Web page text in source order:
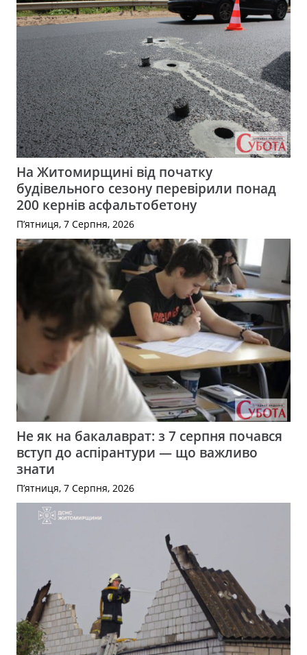
На Житомирщині від початку
будівельного сезону перевірили понад
200 кернів асфальтобетону
П’ятниця, 7 Серпня, 2026
Не як на бакалаврат: з 7 серпня почався
вступ до аспірантури — що важливо
знати
П’ятниця, 7 Серпня, 2026